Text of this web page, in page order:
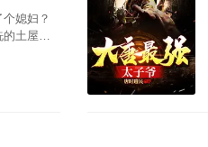
媳妇？
土屋。